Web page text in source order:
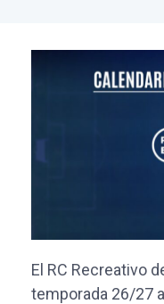
El RC Recreativo
temporada 26/27